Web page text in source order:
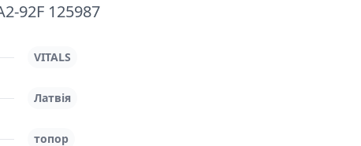
92F 125987
VITALS
Латвія
топор